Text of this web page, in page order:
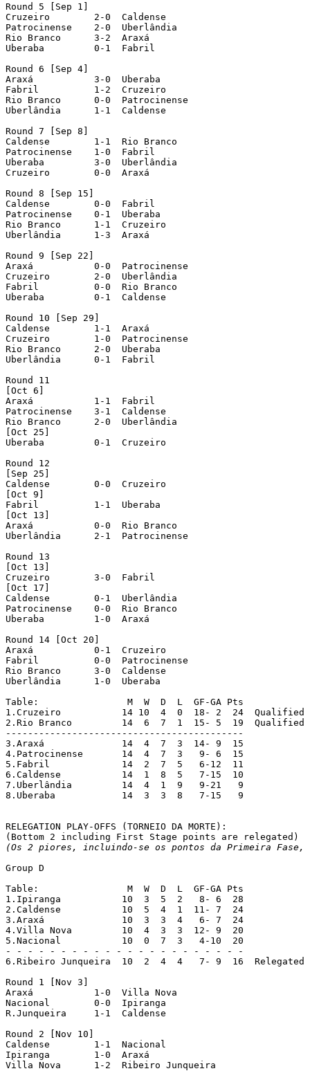
Round 5 [Sep 1]
Cruzeiro  	2-0  Caldense
Patrocinense  	2-0  Uberlândia
Rio Branco  	3-2  Araxá
Uberaba  	0-1  Fabril
Round 6 [Sep 4]
Araxá  		3-0  Uberaba
Fabril  	1-2  Cruzeiro
Rio Branco  	0-0  Patrocinense
Uberlândia  	1-1  Caldense
Round 7 [Sep 8]
Caldense  	1-1  Rio Branco
Patrocinense  	1-0  Fabril
Uberaba  	3-0  Uberlândia
Cruzeiro  	0-0  Araxá
Round 8 [Sep 15]
Caldense  	0-0  Fabril
Patrocinense  	0-1  Uberaba
Rio Branco  	1-1  Cruzeiro
Uberlândia  	1-3  Araxá
Round 9 [Sep 22]
Araxá  		0-0  Patrocinense
Cruzeiro  	2-0  Uberlândia
Fabril  	0-0  Rio Branco
Uberaba  	0-1  Caldense
Round 10 [Sep 29]
Caldense  	1-1  Araxá
Cruzeiro  	1-0  Patrocinense
Rio Branco  	2-0  Uberaba
Uberlândia  	0-1  Fabril
Round 11
[Oct 6]
Araxá  		1-1  Fabril
Patrocinense  	3-1  Caldense
Rio Branco  	2-0  Uberlândia
[Oct 25]
Uberaba  	0-1  Cruzeiro
Round 12
[Sep 25]
Caldense  	0-0  Cruzeiro
[Oct 9]
Fabril  	1-1  Uberaba
[Oct 13]
Araxá  		0-0  Rio Branco
Uberlândia  	2-1  Patrocinense
Round 13
[Oct 13]
Cruzeiro  	3-0  Fabril
[Oct 17]
Caldense  	0-1  Uberlândia
Patrocinense  	0-0  Rio Branco
Uberaba  	1-0  Araxá
Round 14 [Oct 20]
Araxá  		0-1  Cruzeiro
Fabril 		0-0  Patrocinense
Rio Branco  	3-0  Caldense
Uberlândia  	1-0  Uberaba
Table:                M  W  D  L  GF-GA Pts
1.Cruzeiro 	     14 10  4  0  18- 2  24  Qualified
2.Rio Branco 	     14  6  7  1  15- 5  19  Qualified
-------------------------------------------
3.Araxá 	     14  4  7  3  14- 9  15
4.Patrocinense 	     14  4  7  3   9- 6  15
5.Fabril 	     14  2  7  5   6-12  11
6.Caldense 	     14  1  8  5   7-15  10
7.Uberlândia 	     14  4  1  9   9-21   9
8.Uberaba 	     14  3  3  8   7-15   9
RELEGATION PLAY-OFFS (TORNEIO DA MORTE):
(Os 2 piores, incluindo-se os pontos da Primeira Fase,
Group D
Table:                M  W  D  L  GF-GA Pts
1.Ipiranga	     10  3  5  2   8- 6  28
2.Caldense 	     10  5  4  1  11- 7  24
3.Araxá              10  3  3  4   6- 7  24
4.Villa Nova	     10  4  3  3  12- 9  20
5.Nacional	     10  0  7  3   4-10  20
- - - - - - - - - - - - - - - - - - - - - -
6.Ribeiro Junqueira  10  2  4  4   7- 9  16
Round 1 [Nov 3]
Araxá  		1-0  Villa Nova
Nacional  	0-0  Ipiranga
R.Junqueira  	1-1  Caldense
Round 2 [Nov 10]
Caldense  	1-1  Nacional
Ipiranga  	1-0  Araxá
Villa Nova  	1-2  Ribeiro Junqueira